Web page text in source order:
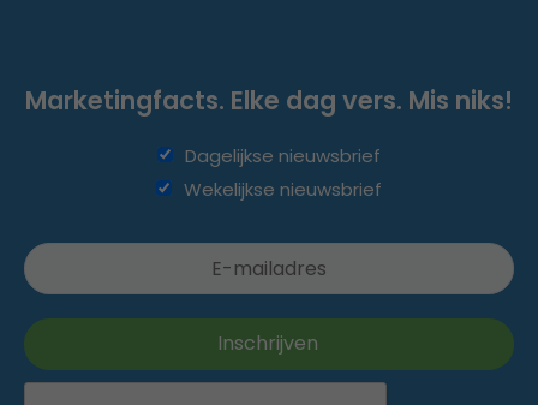
Marketingfacts. Elke dag vers. Mis niks!
Dagelijkse nieuwsbrief
Wekelijkse nieuwsbrief